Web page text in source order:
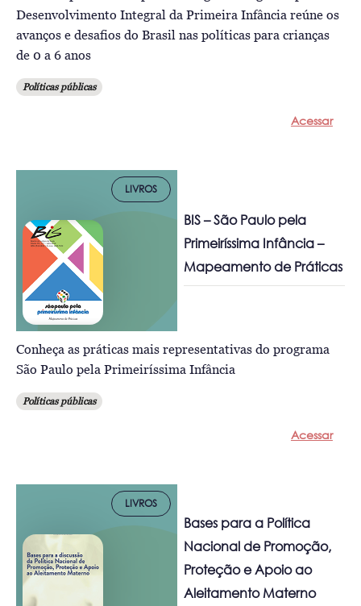
Desenvolvimento Integral da Primeira Infância reúne os
avanços e desafios do Brasil nas políticas para crianças
de 0 a 6 anos
Políticas públicas
Acessar
LIVROS
BIS – São Paulo pela
Primeiríssima Infância –
Mapeamento de Práticas
Conheça as práticas mais representativas do programa
São Paulo pela Primeiríssima Infância
Políticas públicas
Acessar
LIVROS
Bases para a Política
Nacional de Promoção,
Proteção e Apoio ao
Aleitamento Materno